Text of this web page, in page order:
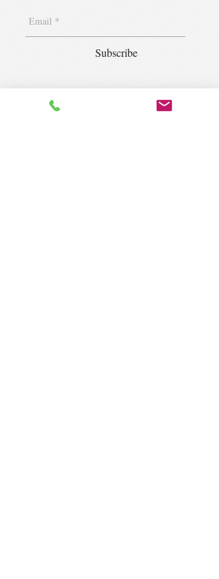
Subscribe
1400 S. Wolf Rd. Suite 100, Wheeling,
IL 60090
krugforus@gmail.com